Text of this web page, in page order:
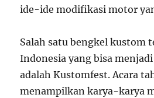
ide-ide modifikasi motor
Salah satu bengkel kustom
Indonesia yang bisa
adalah Kustomfest. Acara
menampilkan karya-karya